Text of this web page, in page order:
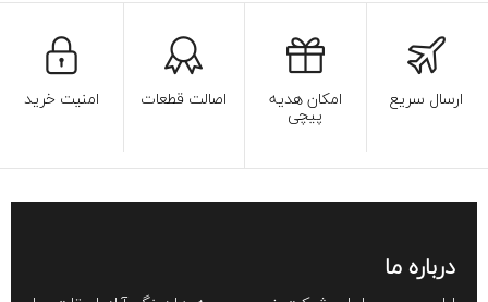
ارسال سریع امکان هدیه
پیچی
اصالت قطعات امنیت خرید
درباره ما